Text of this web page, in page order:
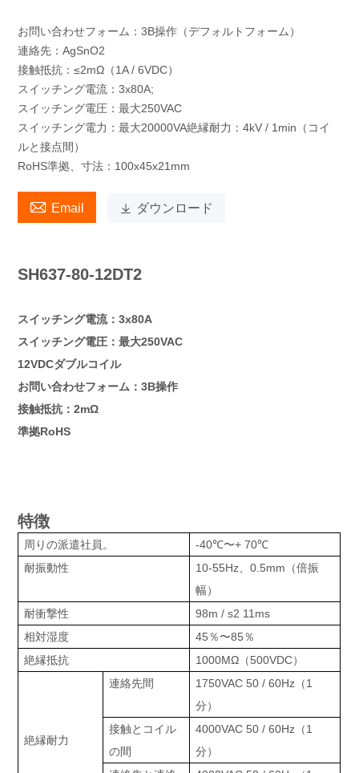
お問い合わせフォーム：3B操作（デフォルトフォーム）
連絡先：AgSnO2
接触抵抗：≤2mΩ（1A / 6VDC）
スイッチング電流：3x80A;
スイッチング電圧：最大250VAC
スイッチング電力：最大20000VA絶縁耐力：4kV / 1min（コイ
ルと接点間）
RoHS準拠、寸法：100x45x21mm
 Email  ダウンロード
SH637-80-12DT2
スイッチング電流：3x80A
スイッチング電圧：最大250VAC
12VDCダブルコイル
お問い合わせフォーム：3B操作
接触抵抗：2mΩ
準拠RoHS
特徴
周りの派遣社員。
-40℃〜+ 70℃
耐振動性
10-55Hz、0.5mm（倍振
幅）
耐衝撃性
98m / s2 11ms
相対湿度
45％〜85％
絶縁抵抗
1000MΩ（500VDC）
絶縁耐力
連絡先間
1750VAC 50 / 60Hz（1
分）
接触とコイル
の間
4000VAC 50 / 60Hz（1
分）